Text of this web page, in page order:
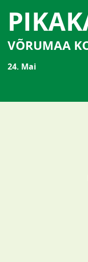
VÕRUMAA
24. Mai